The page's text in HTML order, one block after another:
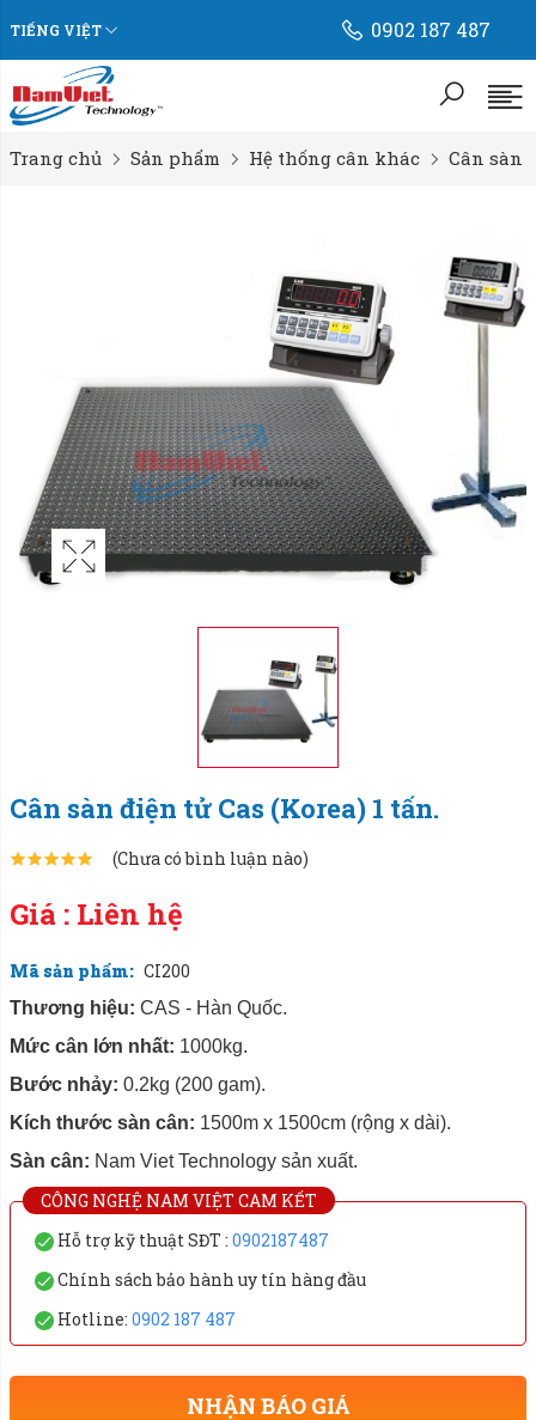
TIẾNG VIỆT 0902 187 487
Trang chủ Sản phẩm Hệ thống cân khác Cân sàn
Cân sàn điện tử Cas (Korea) 1 tấn.
(Chưa có bình luận nào)
Giá : Liên hệ
Mã sản phẩm: CI200
Thương hiệu: CAS - Hàn Quốc.
Mức cân lớn nhất: 1000kg.
Bước nhảy: 0.2kg (200 gam).
Kích thước sàn cân: 1500m x 1500cm (rộng x dài).
Sàn cân: Nam Viet Technology sản xuất.
CÔNG NGHỆ NAM VIỆT CAM KẾT
Hỗ trợ kỹ thuật SĐT : 0902187487
Chính sách bảo hành uy tín hàng đầu
Hotline: 0902 187 487
NHẬN BÁO GIÁ